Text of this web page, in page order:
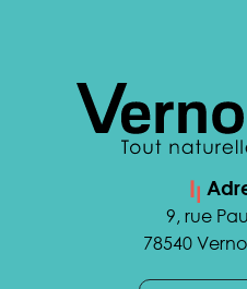
9, rue
78540